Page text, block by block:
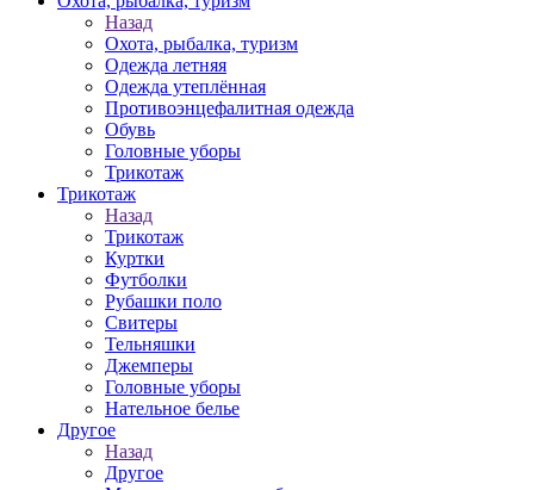
Назад
Охота, рыбалка, туризм
Одежда летняя
Одежда утеплённая
Противоэнцефалитная одежда
Обувь
Головные уборы
Трикотаж
Трикотаж
Назад
Трикотаж
Куртки
Футболки
Рубашки поло
Свитеры
Тельняшки
Джемперы
Головные уборы
Нательное белье
Другое
Назад
Другое